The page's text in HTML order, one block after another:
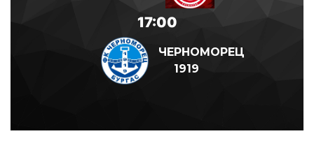
17:00
ЧЕРНОМОРЕЦ
1919